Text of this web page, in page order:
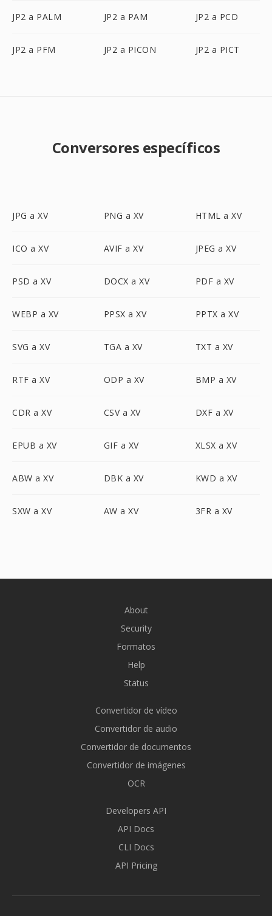
JP2 a PALM JP2 a PAM JP2 a PCD
JP2 a PFM JP2 a PICON JP2 a PICT
Conversores específicos
JPG a XV PNG a XV HTML a XV
ICO a XV AVIF a XV JPEG a XV
PSD a XV DOCX a XV PDF a XV
WEBP a XV PPSX a XV PPTX a XV
SVG a XV TGA a XV TXT a XV
RTF a XV ODP a XV BMP a XV
CDR a XV CSV a XV DXF a XV
EPUB a XV GIF a XV XLSX a XV
ABW a XV DBK a XV KWD a XV
SXW a XV AW a XV 3FR a XV
About
Security
Formatos
Help
Status
Convertidor de vídeo
Convertidor de audio
Convertidor de documentos
Convertidor de imágenes
OCR
Developers API
API Docs
CLI Docs
API Pricing